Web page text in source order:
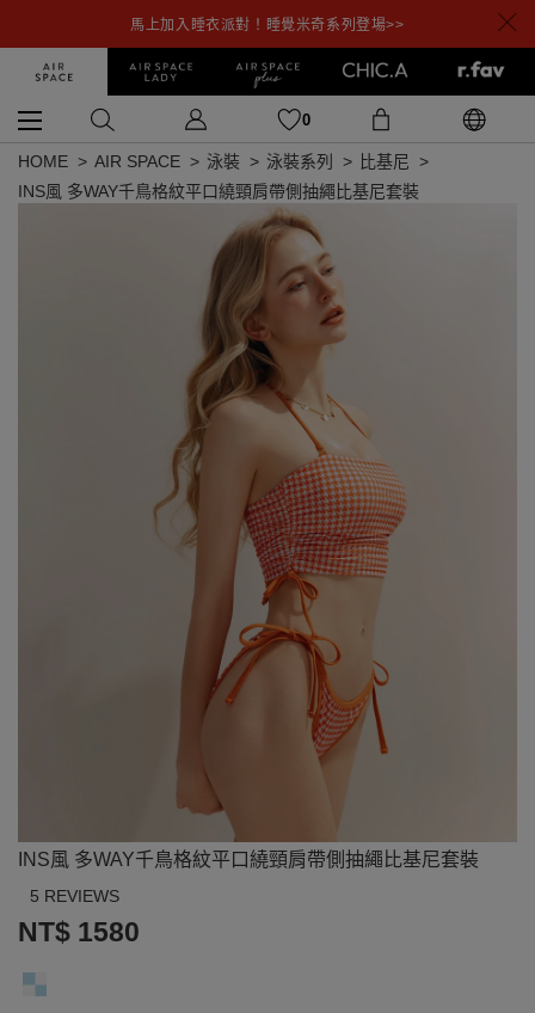
馬上加入睡衣派對！睡覺米奇系列登場>>
0
HOME AIR SPACE 泳裝 泳裝系列
比基尼
INS風 多WAY千鳥格紋平口繞頸肩帶側抽繩比基尼套裝
INS風 多WAY千鳥格紋平口繞頸肩帶側抽繩比基尼套裝
5 REVIEWS
NT$ 1580